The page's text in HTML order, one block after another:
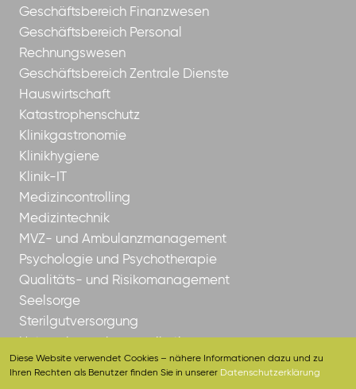
Geschäftsbereich Finanzwesen
Geschäftsbereich Personal
Rechnungswesen
Geschäftsbereich Zentrale Dienste
Hauswirtschaft
Katastrophenschutz
Klinikgastronomie
Klinikhygiene
Klinik-IT
Medizincontrolling
Medizintechnik
MVZ- und Ambulanzmanagement
Psychologie und Psychotherapie
Qualitäts- und Risikomanagement
Seelsorge
Sterilgutversorgung
Diese Website verwendet Cookies – nähere Informationen dazu und zu
Ihren Rechten als Benutzer finden Sie in unserer Datenschutzerklärung